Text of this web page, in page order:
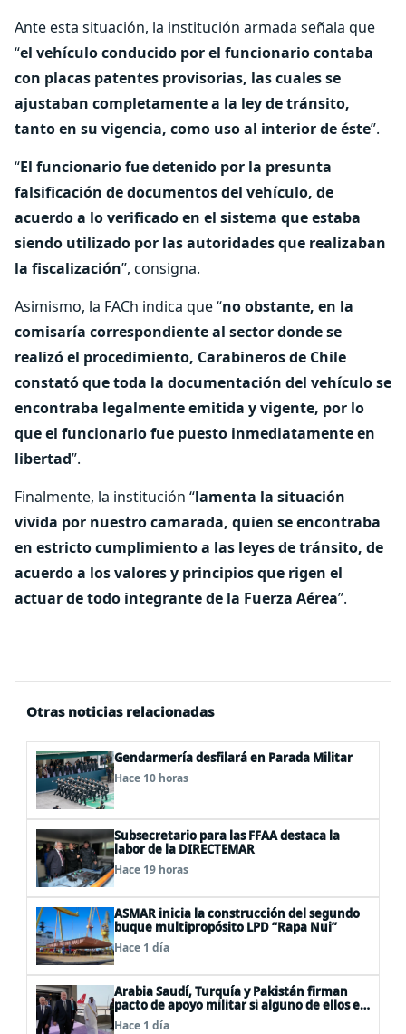
Ante esta situación, la institución armada señala que
“el vehículo conducido por el funcionario contaba
con placas patentes provisorias, las cuales se
ajustaban completamente a la ley de tránsito,
tanto en su vigencia, como uso al interior de éste”.
“El funcionario fue detenido por la presunta
falsificación de documentos del vehículo, de
acuerdo a lo verificado en el sistema que estaba
siendo utilizado por las autoridades que realizaban
la fiscalización”, consigna.
Asimismo, la FACh indica que “no obstante, en la
comisaría correspondiente al sector donde se
realizó el procedimiento, Carabineros de Chile
constató que toda la documentación del vehículo se
encontraba legalmente emitida y vigente, por lo
que el funcionario fue puesto inmediatamente en
libertad”.
Finalmente, la institución “lamenta la situación
vivida por nuestro camarada, quien se encontraba
en estricto cumplimiento a las leyes de tránsito, de
acuerdo a los valores y principios que rigen el
actuar de todo integrante de la Fuerza Aérea”.
Otras noticias relacionadas
Gendarmería desfilará en Parada Militar
Hace 10 horas
Subsecretario para las FFAA destaca la
labor de la DIRECTEMAR
Hace 19 horas
ASMAR inicia la construcción del segundo
buque multipropósito LPD “Rapa Nui”
Hace 1 día
Arabia Saudí, Turquía y Pakistán firman
pacto de apoyo militar si alguno de ellos es
atacado
Hace 1 día